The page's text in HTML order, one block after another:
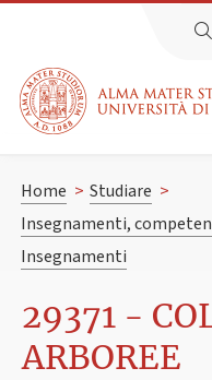
Home > Studiare >
Insegnamenti,
Insegnamenti
29371 -
ARBOREE